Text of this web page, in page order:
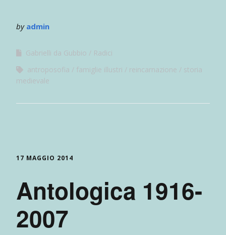
by admin
Gabrielli da Gubbio
Radici
antroposofia
famiglie illustri reincarnazione
storia
medievale
17 MAGGIO 2014
Antologica 1916-
2007